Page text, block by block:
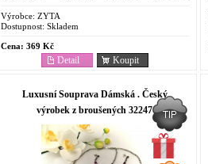
upoutá...
Výrobce: ZYTA
Dostupnost: Skladem
Cena: 369 Kč
Koupit
Detail
Luxusní Souprava Dámská . Český
výrobek z broušených 32247